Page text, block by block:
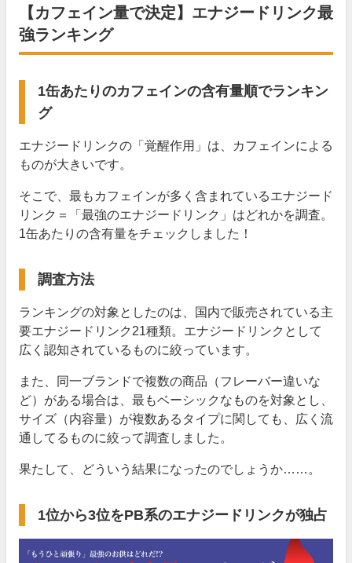
【カフェイン量で決定】エナジードリンク最
強ランキング
1缶あたりのカフェインの含有量順でランキン
グ
エナジードリンクの「覚醒作用」は、カフェインによる
ものが大きいです。
そこで、最もカフェインが多く含まれているエナジード
リンク＝「最強のエナジードリンク」はどれかを調査。
1缶あたりの含有量をチェックしました！
調査方法
ランキングの対象としたのは、国内で販売されている主
要エナジードリンク21種類。エナジードリンクとして
広く認知されているものに絞っています。
また、同一ブランドで複数の商品（フレーバー違いな
ど）がある場合は、最もベーシックなものを対象とし、
サイズ（内容量）が複数あるタイプに関しても、広く流
通してるものに絞って調査しました。
果たして、どういう結果になったのでしょうか……。
1位から3位をPB系のエナジードリンクが独占